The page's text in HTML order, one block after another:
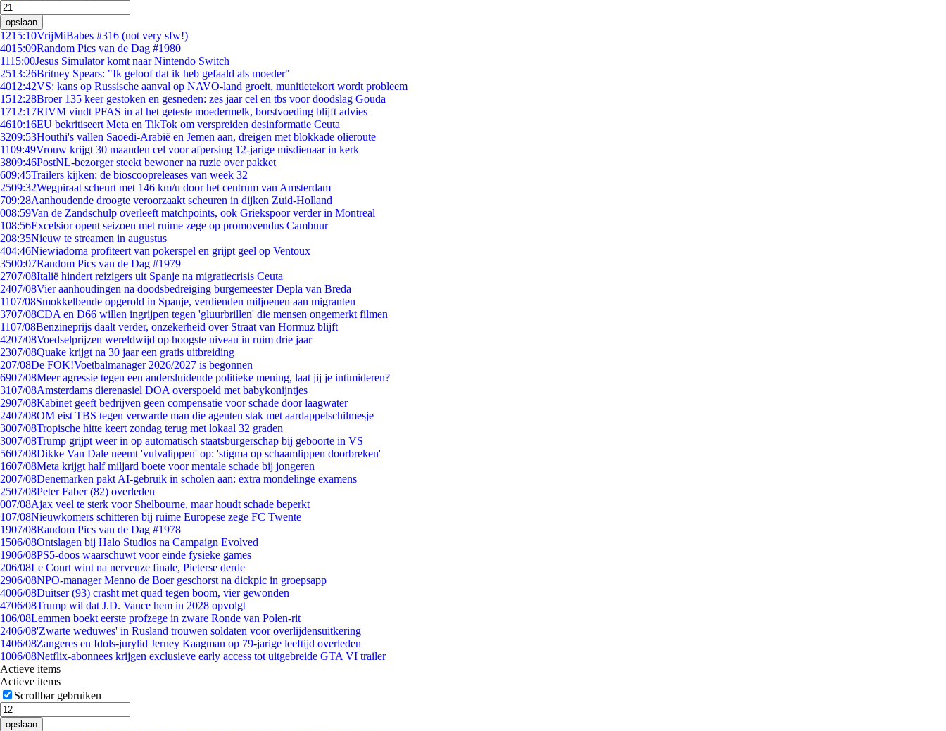
opslaan
1215:10VrijMiBabes #316 (not very sfw!)
4015:09Random Pics van de Dag #1980
1115:00Jesus Simulator komt naar Nintendo Switch
2513:26Britney Spears: "Ik geloof dat ik heb gefaald als moeder"
4012:42VS: kans op Russische aanval op NAVO-land groeit, munitietekort wordt probleem
1512:28Broer 135 keer gestoken en gesneden: zes jaar cel en tbs voor doodslag Gouda
1712:17RIVM vindt PFAS in al het geteste moedermelk, borstvoeding blijft advies
4610:16EU bekritiseert Meta en TikTok om verspreiden desinformatie Ceuta
3209:53Houthi's vallen Saoedi-Arabië en Jemen aan, dreigen met blokkade olieroute
1109:49Vrouw krijgt 30 maanden cel voor afpersing 12-jarige misdienaar in kerk
3809:46PostNL-bezorger steekt bewoner na ruzie over pakket
609:45Trailers kijken: de bioscoopreleases van week 32
2509:32Wegpiraat scheurt met 146 km/u door het centrum van Amsterdam
709:28Aanhoudende droogte veroorzaakt scheuren in dijken Zuid-Holland
008:59Van de Zandschulp overleeft matchpoints, ook Griekspoor verder in Montreal
108:56Excelsior opent seizoen met ruime zege op promovendus Cambuur
208:35Nieuw te streamen in augustus
404:46Niewiadoma profiteert van pokerspel en grijpt geel op Ventoux
3500:07Random Pics van de Dag #1979
2707/08Italië hindert reizigers uit Spanje na migratiecrisis Ceuta
2407/08Vier aanhoudingen na doodsbedreiging burgemeester Depla van Breda
1107/08Smokkelbende opgerold in Spanje, verdienden miljoenen aan migranten
3707/08CDA en D66 willen ingrijpen tegen 'gluurbrillen' die mensen ongemerkt filmen
1107/08Benzineprijs daalt verder, onzekerheid over Straat van Hormuz blijft
4207/08Voedselprijzen wereldwijd op hoogste niveau in ruim drie jaar
2307/08Quake krijgt na 30 jaar een gratis uitbreiding
207/08De FOK!Voetbalmanager 2026/2027 is begonnen
6907/08Meer agressie tegen een andersluidende politieke mening, laat jij je intimideren?
3107/08Amsterdams dierenasiel DOA overspoeld met babykonijntjes
2907/08Kabinet geeft bedrijven geen compensatie voor schade door laagwater
2407/08OM eist TBS tegen verwarde man die agenten stak met aardappelschilmesje
3007/08Tropische hitte keert zondag terug met lokaal 32 graden
3007/08Trump grijpt weer in op automatisch staatsburgerschap bij geboorte in VS
5607/08Dikke Van Dale neemt 'vulvalippen' op: 'stigma op schaamlippen doorbreken'
1607/08Meta krijgt half miljard boete voor mentale schade bij jongeren
2007/08Denemarken pakt AI-gebruik in scholen aan: extra mondelinge examens
2507/08Peter Faber (82) overleden
007/08Ajax veel te sterk voor Shelbourne, maar houdt schade beperkt
107/08Nieuwkomers schitteren bij ruime Europese zege FC Twente
1907/08Random Pics van de Dag #1978
1506/08Ontslagen bij Halo Studios na Campaign Evolved
1906/08PS5-doos waarschuwt voor einde fysieke games
206/08Le Court wint na nerveuze finale, Pieterse derde
2906/08NPO-manager Menno de Boer geschorst na dickpic in groepsapp
4006/08Duitser (93) crasht met quad tegen boom, vier gewonden
4706/08Trump wil dat J.D. Vance hem in 2028 opvolgt
106/08Lemmen boekt eerste profzege in zware Ronde van Polen-rit
2406/08'Zwarte weduwes' in Rusland trouwen soldaten voor overlijdensuitkering
1406/08Zangeres en Idols-jurylid Jerney Kaagman op 79-jarige leeftijd overleden
1006/08Netflix-abonnees krijgen exclusieve early access tot uitgebreide GTA VI trailer
Actieve items
Actieve items
Scrollbar gebruiken
opslaan